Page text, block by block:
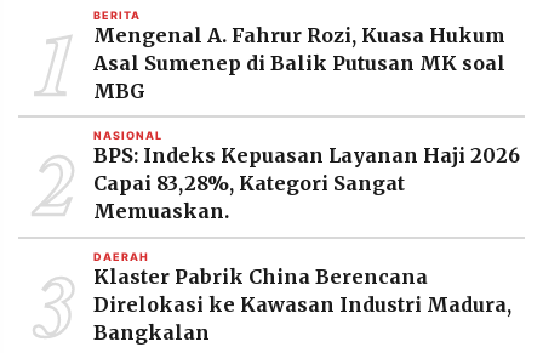
©
Resolusi.co
-
PT.
RESOLUSI
MEDIA
1 BERITA
Mengenal A. Fahrur Rozi, Kuasa Hukum
Asal Sumenep di Balik Putusan MK soal
MBG
2 NASIONAL
BPS: Indeks Kepuasan Layanan Haji 2026
Capai 83,28%, Kategori Sangat
Memuaskan.
3 DAERAH
Klaster Pabrik China Berencana
Direlokasi ke Kawasan Industri Madura,
Bangkalan